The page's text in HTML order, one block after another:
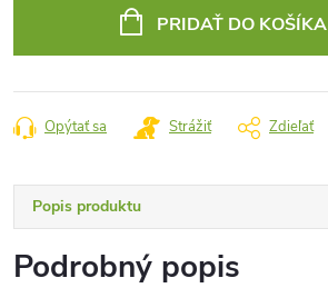
PRIDAŤ DO KOŠÍKA
Opýtať sa Strážiť Zdieľať
Popis produktu
Podrobný popis